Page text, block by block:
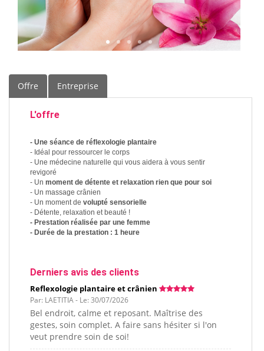
Offre Entreprise
L'offre
- Une séance de réflexologie plantaire
- Idéal pour ressourcer le corps
- Une médecine naturelle qui vous aidera à vous sentir
revigoré
- Un moment de détente et relaxation rien que pour soi
- Un massage crânien
- Un moment de volupté sensorielle
- Détente, relaxation et beauté !
- Prestation réalisée par une femme
- Durée de la prestation : 1 heure
Derniers avis des clients
Reflexologie plantaire et crânien
Par: LAETITIA - Le: 30/07/2026
Bel endroit, calme et reposant. Maîtrise des
gestes, soin complet. A faire sans hésiter si l'on
veut prendre soin de soi!